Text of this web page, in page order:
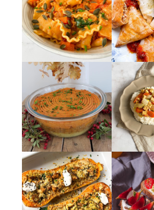
admin7980 admin7980
admin7980 admin7980